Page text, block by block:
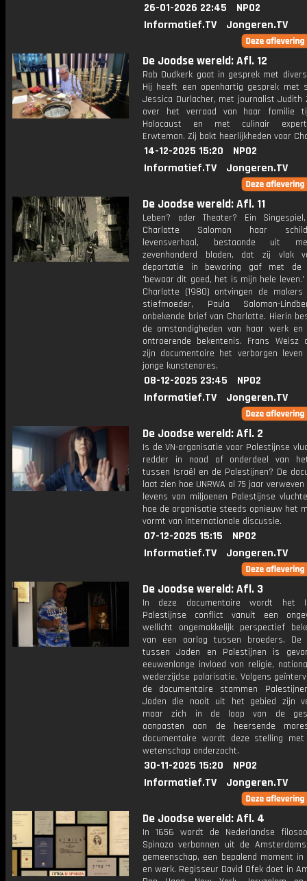
26-01-2026 22:45
NPO2
Informatief.TV
Jongeren.TV
De Joodse wereld: Afl. 12
Rob Oudkerk gaat in gesprek met
Hij heeft een openhartig gesprek met
Jessica Durlacher, met journalist Judith
over het verraad van haar familie
Holocaust en met culinair
Erwteman. Zij bakt heerlijkheden voor
14-12-2025 15:20
NPO2
Informatief.TV
Jongeren.TV
De Joodse wereld: Afl. 11
Leben? oder Theater? Ein
Charlotte Salomon haar
levensverhaal, bestaande uit
zevenhonderd bladen, dat zij vlak
deportatie in bewaring gaf met de
'bewaar dit goed, het is mijn hele
Charlotte (1980) ontvingen de
stiefmoeder, Paula Salomon-
onbekende brief van Charlotte. Hierin
de omstandigheden van haar werk
ontroerende bekentenis. Frans Weisz
zijn documentaire het verborgen leven
jonge kunstenares.
08-12-2025 23:45
NPO2
Informatief.TV
Jongeren.TV
De Joodse wereld: Afl. 2
Is de VN-organisatie voor Palestijnse
redder in nood of onderdeel van
tussen Israël en de Palestijnen? De
laat zien hoe UNRWA al 75 jaar
levens van miljoenen Palestijnse
hoe de organisatie steeds opnieuw het
vormt van internationale discussie.
07-12-2025 15:15
NPO2
Informatief.TV
Jongeren.TV
De Joodse wereld: Afl. 3
In deze documentaire wordt het
Palestijnse conflict vanuit een
wellicht ongemakkelijk perspectief
van een oorlog tussen broeders. De
tussen Joden en Palestijnen is
eeuwenlange invloed van religie,
wederzijdse polarisatie. Volgens
de documentaire stammen
Joden die nooit uit het gebied zijn
maar zich in de loop van de
aanpasten aan de heersende
documentaire wordt deze stelling met
wetenschap onderzocht.
30-11-2025 15:20
NPO2
Informatief.TV
Jongeren.TV
De Joodse wereld: Afl. 4
In 1656 wordt de Nederlandse
Spinoza verbannen uit de
gemeenschap, een bepalend moment
en werk. Regisseur David Ofek doet in